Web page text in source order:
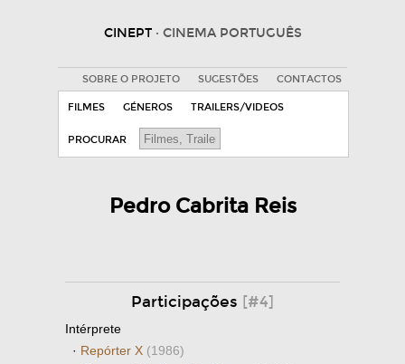
CINEPT · CINEMA PORTUGUÊS
SOBRE O PROJETO SUGESTÕES CONTACTOS
FILMES GÉNEROS TRAILERS/VIDEOS
PROCURAR
Pedro Cabrita Reis
Participações [#4]
Intérprete
· Repórter X (1986)